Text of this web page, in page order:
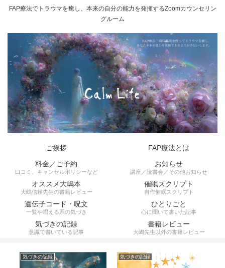
FAP療法でトラウマを癒し、本来の自分の能力を発揮するZoomカウンセリン
グルーム
ご挨拶
FAP療法とは
料金／ご予約
口コミ、キャンセルポリシーなど
お知らせ
講座／読書会／その他お知らせ
オススメ大嶋本
大嶋信頼先生の書籍レビュー
催眠スクリプト
自作催眠スクリプト
遺伝子コード・呪文
一覧や唱える系の気づき
ひとりごと
心に聞いて書いた記事
気づきの記録
意識で書いている記事
書籍レビュー
大嶋先生以外の書籍レビュー
気づきの記録 気づきの記録